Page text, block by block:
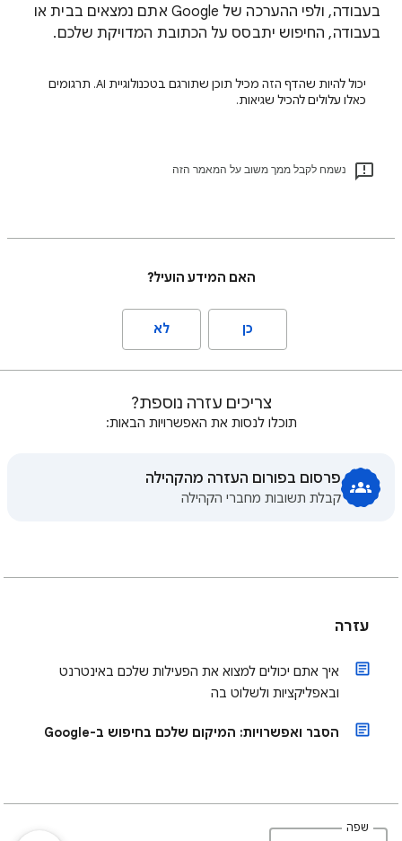
בעבודה, ולפי ההערכה של Google אתם נמצאים בבית או
בעבודה, החיפוש יתבסס על הכתובת המדויקת שלכם.
יכול להיות שהדף הזה מכיל תוכן שתורגם בטכנולוגיית AI. תרגומים
כאלו עלולים להכיל שגיאות.
נשמח לקבל ממך משוב על המאמר הזה
האם המידע הועיל?
כן לא
צריכים עזרה נוספת?
תוכלו לנסות את האפשרויות הבאות:
פרסום בפורום העזרה מהקהילה
קבלת תשובות מחברי הקהילה
עזרה
איך אתם יכולים למצוא את הפעילות שלכם באינטרנט
ובאפליקציות ולשלוט בה
הסבר ואפשרויות: המיקום שלכם בחיפוש ב-Google
שפה